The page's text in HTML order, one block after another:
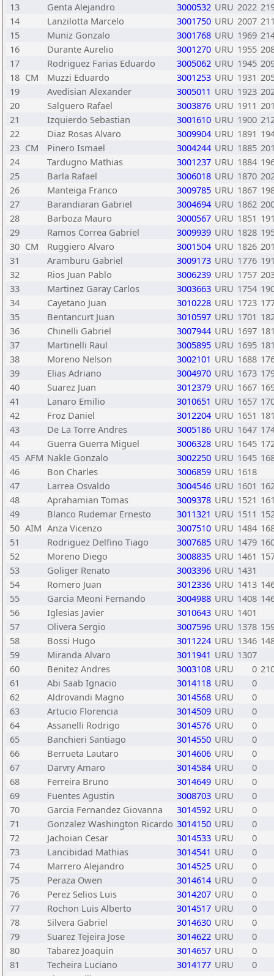
13
Genta Alejandro 3000532 URU 2022
14
Lanzilotta Marcelo 3001750 URU 2007
15
Muniz Gonzalo 3001768 URU 1969
16
Durante Aurelio 3001270 URU 1955
17
Rodriguez Farias Eduardo 3005062 URU 1945
18 CM Muzzi Eduardo 3001253 URU 1931
19
Avedisian Alexander 3005011 URU 1923
20
Salguero Rafael 3003876 URU 1911
21
Izquierdo Sebastian 3001610 URU 1900
22
Diaz Rosas Alvaro 3009904 URU 1891
23 CM Pinero Ismael 3004244 URU 1885
24
Tardugno Mathias 3001237 URU 1884
25
Barla Rafael 3006018 URU 1870
26
Manteiga Franco 3009785 URU 1867
27
Barandiaran Gabriel 3004694 URU 1862
28
Barboza Mauro 3000567 URU 1851
29
Ramos Correa Gabriel 3009939 URU 1828
30 CM Ruggiero Alvaro 3001504 URU 1826
31
Aramburu Gabriel 3009173 URU 1776
32
Rios Juan Pablo 3006239 URU 1757
33
Martinez Garay Carlos 3003663 URU 1754
34
Cayetano Juan 3010228 URU 1723
35
Bentancurt Juan 3010597 URU 1701
36
Chinelli Gabriel 3007944 URU 1697
37
Martinelli Raul 3005895 URU 1695
38
Moreno Nelson 3002101 URU 1688
39
Elias Adriano 3004970 URU 1673
40
Suarez Juan 3012379 URU 1667
41
Lanaro Emilio 3010651 URU 1657
42
Froz Daniel 3012204 URU 1651
43
De La Torre Andres 3005186 URU 1647
44
Guerra Guerra Miguel 3006328 URU 1645
45 AFM Nakle Gonzalo 3002250 URU 1645
46
Bon Charles 3006859 URU 1618
47
Larrea Osvaldo 3004546 URU 1601
48
Aprahamian Tomas 3009378 URU 1521
49
Blanco Rudemar Ernesto 3011321 URU 1511
50 AIM Anza Vicenzo 3007510 URU 1484
51
Rodriguez Delfino Tiago 3007685 URU 1479
52
Moreno Diego 3008835 URU 1461
53
Goliger Renato 3003396 URU 1431
54
Romero Juan 3012336 URU 1413
55
Garcia Meoni Fernando 3004988 URU 1408
56
Iglesias Javier 3010643 URU 1401
57
Olivera Sergio 3007596 URU 1378
58
Bossi Hugo 3011224 URU 1346
59
Miranda Alvaro 3011941 URU 1307
60
Benitez Andres 3003108 URU 0
61
Abi Saab Ignacio 3014118 URU
0
62
Aldrovandi Magno 3014568 URU
0
63
Artucio Florencia 3014509 URU
0
64
Assanelli Rodrigo 3014576 URU
0
65
Banchieri Santiago 3014550 URU
0
66
Berrueta Lautaro 3014606 URU
0
67
Darvry Amaro 3014584 URU
0
68
Ferreira Bruno 3014649 URU
0
69
Fuentes Agustin 3008703 URU
0
70
Garcia Fernandez Giovanna 3014592 URU
0
71
Gonzalez Washington Ricardo 3014150 URU
0
72
Jachoian Cesar 3014533 URU
0
73
Lancibidad Mathias 3014541 URU
0
74
Marrero Alejandro 3014525 URU
0
75
Peraza Owen 3014614 URU
0
76
Perez Selios Luis 3014207 URU
0
77
Rochon Luis Alberto 3014517 URU
0
78
Silvera Gabriel 3014630 URU
0
79
Suarez Tejeira Jose 3014622 URU
0
80
Tabarez Joaquin 3014657 URU
0
81
Techeira Luciano 3014177 URU
0